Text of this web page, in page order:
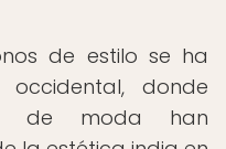
de estilo se ha
donde
de moda han